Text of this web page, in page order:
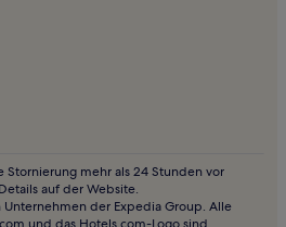
Lombardei
Frühstück in Lombardei
Stornierung mehr als 24 Stunden vor
auf der Website.
der Expedia Group. Alle